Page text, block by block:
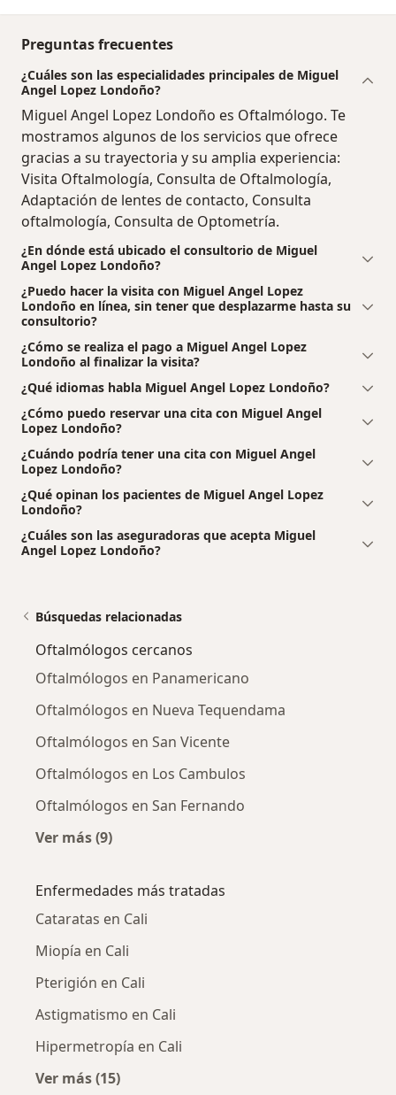
Preguntas frecuentes
¿Cuáles son las especialidades principales de Miguel
Angel Lopez Londoño?
Miguel Angel Lopez Londoño es Oftalmólogo. Te
mostramos algunos de los servicios que ofrece
gracias a su trayectoria y su amplia experiencia:
Visita Oftalmología, Consulta de Oftalmología,
Adaptación de lentes de contacto, Consulta
oftalmología, Consulta de Optometría.
¿En dónde está ubicado el consultorio de Miguel
Angel Lopez Londoño?
¿Puedo hacer la visita con Miguel Angel Lopez
Londoño en línea, sin tener que desplazarme hasta su
consultorio?
¿Cómo se realiza el pago a Miguel Angel Lopez
Londoño al finalizar la visita?
¿Qué idiomas habla Miguel Angel Lopez Londoño?
¿Cómo puedo reservar una cita con Miguel Angel
Lopez Londoño?
¿Cuándo podría tener una cita con Miguel Angel
Lopez Londoño?
¿Qué opinan los pacientes de Miguel Angel Lopez
Londoño?
¿Cuáles son las aseguradoras que acepta Miguel
Angel Lopez Londoño?
Búsquedas relacionadas
Oftalmólogos cercanos
Oftalmólogos en Panamericano
Oftalmólogos en Nueva Tequendama
Oftalmólogos en San Vicente
Oftalmólogos en Los Cambulos
Oftalmólogos en San Fernando
Ver más (9)
Enfermedades más tratadas
Cataratas en Cali
Miopía en Cali
Pterigión en Cali
Astigmatismo en Cali
Hipermetropía en Cali
Ver más (15)